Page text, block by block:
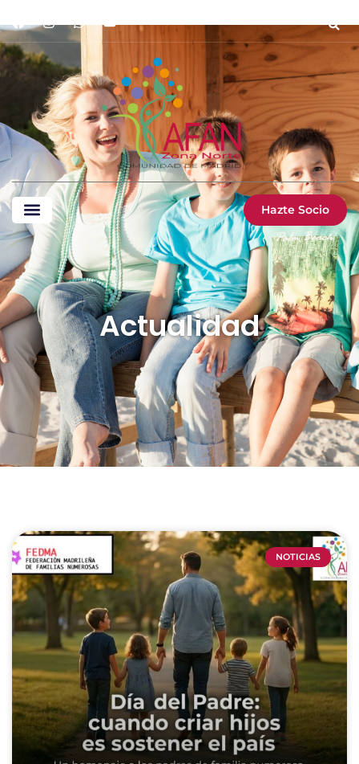
Hazte Socio
Actualidad
NOTICIAS